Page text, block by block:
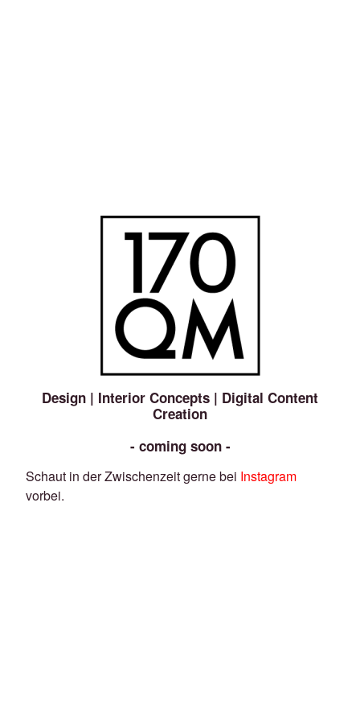
Design | Interior Concepts | Digital Content
Creation
- coming soon -
Schaut in der Zwischenzeit gerne bei Instagram
vorbei.